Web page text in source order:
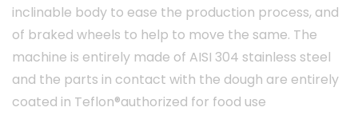
inclinable body to ease the production process, and
of braked wheels to help to move the same. The
machine is entirely made of AISI 304 stainless steel
and the parts in contact with the dough are entirely
coated in Teflon®authorized for food use